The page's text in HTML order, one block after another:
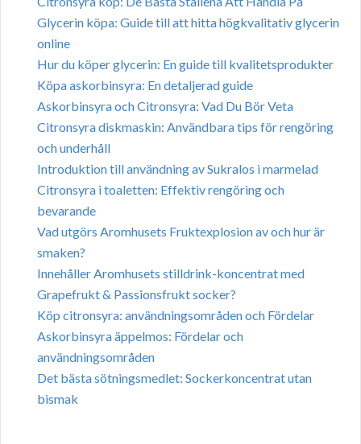
Glycerin köpa: Guide till att hitta högkvalitativ glycerin
online
Hur du köper glycerin: En guide till kvalitetsprodukter
Köpa askorbinsyra: En detaljerad guide
Askorbinsyra och Citronsyra: Vad Du Bör Veta
Citronsyra diskmaskin: Användbara tips för rengöring
och underhåll
Introduktion till användning av Sukralos i marmelad
Citronsyra i toaletten: Effektiv rengöring och
bevarande
Vad utgörs Aromhusets Fruktexplosion av och hur är
smaken?
Innehåller Aromhusets stilldrink-koncentrat med
Grapefrukt & Passionsfrukt socker?
Köp citronsyra: användningsområden och Fördelar
Askorbinsyra äppelmos: Fördelar och
användningsområden
Det bästa sötningsmedlet: Sockerkoncentrat utan
bismak